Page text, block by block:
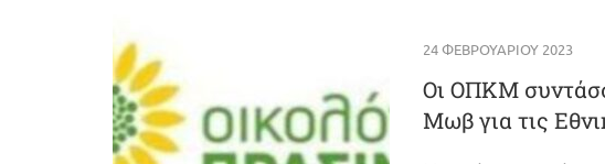
24 ΦΕΒΡΟΥΑΡΊΟΥ 2023
Οι ΟΠΚΜ
Μωβ για τις